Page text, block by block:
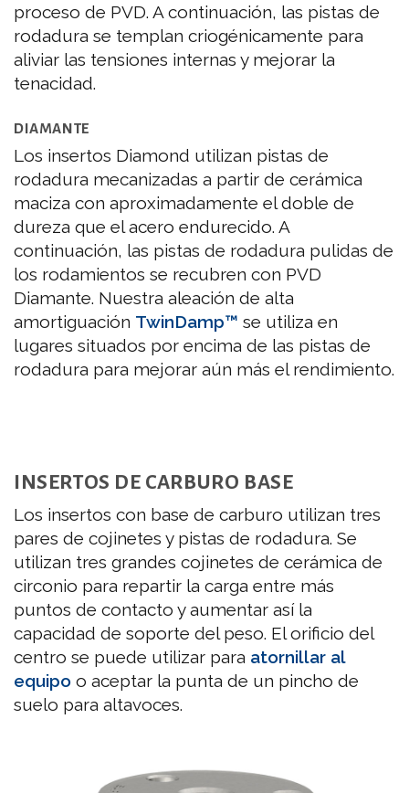
proceso de PVD. A continuación, las pistas de
rodadura se templan criogénicamente para
aliviar las tensiones internas y mejorar la
tenacidad.
DIAMANTE
Los insertos Diamond utilizan pistas de
rodadura mecanizadas a partir de cerámica
maciza con aproximadamente el doble de
dureza que el acero endurecido. A
continuación, las pistas de rodadura pulidas de
los rodamientos se recubren con PVD
Diamante. Nuestra aleación de alta
amortiguación TwinDamp™ se utiliza en
lugares situados por encima de las pistas de
rodadura para mejorar aún más el rendimiento.
INSERTOS DE CARBURO BASE
Los insertos con base de carburo utilizan tres
pares de cojinetes y pistas de rodadura. Se
utilizan tres grandes cojinetes de cerámica de
circonio para repartir la carga entre más
puntos de contacto y aumentar así la
capacidad de soporte del peso. El orificio del
centro se puede utilizar para atornillar al
equipo o aceptar la punta de un pincho de
suelo para altavoces.